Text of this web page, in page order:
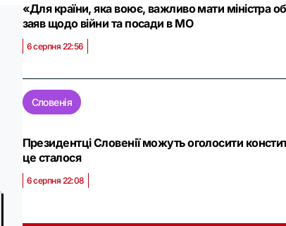
«Для країни, яка воює, важливо мати міністра
заяв щодо війни та посади в МО
6 серпня 22:56
Словенія
Президентці Словенії можуть оголосити
це сталося
6 серпня 22:08